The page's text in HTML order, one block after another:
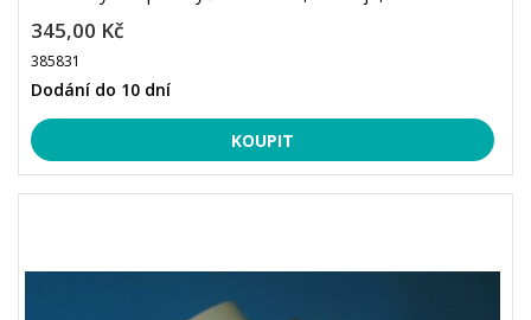
345,00 Kč
385831
Dodání do 10 dní